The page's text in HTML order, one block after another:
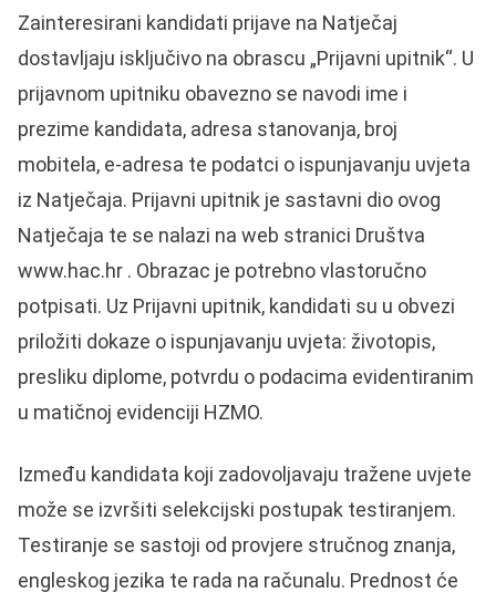
Zainteresirani kandidati prijave na Natječaj
dostavljaju isključivo na obrascu „Prijavni upitnik“. U
prijavnom upitniku obavezno se navodi ime i
prezime kandidata, adresa stanovanja, broj
mobitela, e-adresa te podatci o ispunjavanju uvjeta
iz Natječaja. Prijavni upitnik je sastavni dio ovog
Natječaja te se nalazi na web stranici Društva
www.hac.hr . Obrazac je potrebno vlastoručno
potpisati. Uz Prijavni upitnik, kandidati su u obvezi
priložiti dokaze o ispunjavanju uvjeta: životopis,
presliku diplome, potvrdu o podacima evidentiranim
u matičnoj evidenciji HZMO.
Između kandidata koji zadovoljavaju tražene uvjete
može se izvršiti selekcijski postupak testiranjem.
Testiranje se sastoji od provjere stručnog znanja,
engleskog jezika te rada na računalu. Prednost će